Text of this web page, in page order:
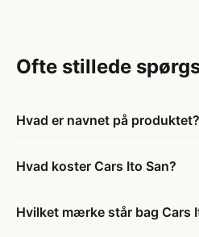
Ofte stillede
Hvad er navnet på produktet?
Hvad koster Cars Ito San?
Hvilket mærke står bag Cars